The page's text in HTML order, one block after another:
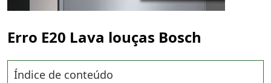
Erro E20 Lava louças Bosch
Índice de conteúdo